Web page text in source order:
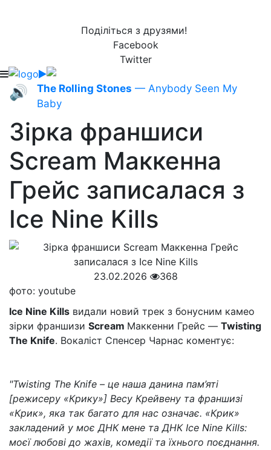
Поділіться з друзями!
Facebook
Twitter
🔊 The Rolling Stones — Anybody Seen My
Baby
Зірка франшиси
Scream Маккенна
Грейс записалася з
Ice Nine Kills
23.02.2026
368
фото: youtube
Ice Nine Kills видали новий трек з бонусним камео
зірки франшизи Scream Маккенни Грейс — Twisting
The Knife. Вокаліст Спенсер Чарнас коментує:
"Twisting The Knife – це наша данина пам’яті
[режисеру «Крику»] Весу Крейвену та франшизі
«Крик», яка так багато для нас означає. «Крик»
закладений у моє ДНК мене та ДНК Ice Nine Kills:
моєї любові до жахів, комедії та їхнього поєднання.